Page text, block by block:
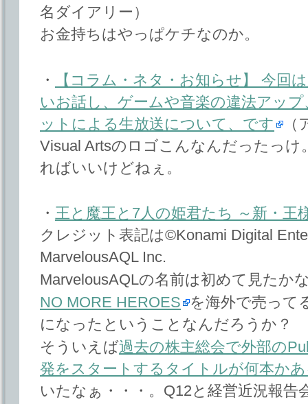
名ダイアリー）
お金持ちはやっぱケチなのか。
・
【コラム・ネタ・お知らせ】 今回
いお話し、ゲームや音楽の違法アッ
ットによる生放送について、です
Visual Artsのロゴこんなんだったっ
ればいいけどねぇ。
・ 王と魔王と7人の姫君たち ～新・王
クレジット表記は©Konami Digital
MarvelousAQL Inc.
MarvelousAQLの名前は初めて見たか
NO MORE HEROES
を海外で売って
になったということなんだろうか？
そういえば過去の株主総会で外部の
発をスタートするタイトルが何本か
いたなぁ・・・。Q12と経営近況報告